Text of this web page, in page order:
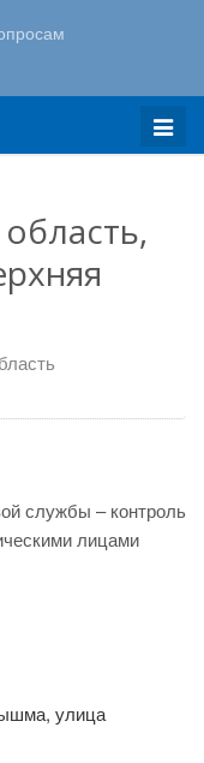
Меню
службы – контроль
лицами
улица